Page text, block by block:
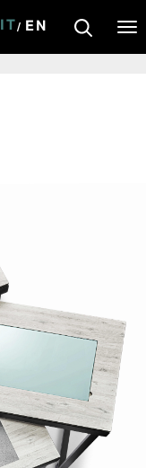
IT EN